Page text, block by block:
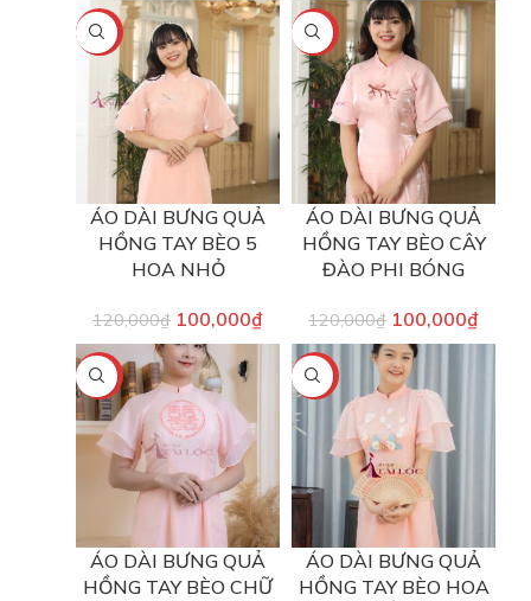
-17%
ÁO DÀI BƯNG QUẢ
HỒNG TAY BÈO 5
HOA NHỎ
120,000₫ 100,000₫
-17%
ÁO DÀI BƯNG QUẢ
HỒNG TAY BÈO CÂY
ĐÀO PHI BÓNG
120,000₫ 100,000₫
-17%
ÁO DÀI BƯNG QUẢ
HỒNG TAY BÈO CHỮ
-17%
ÁO DÀI BƯNG QUẢ
HỒNG TAY BÈO HOA